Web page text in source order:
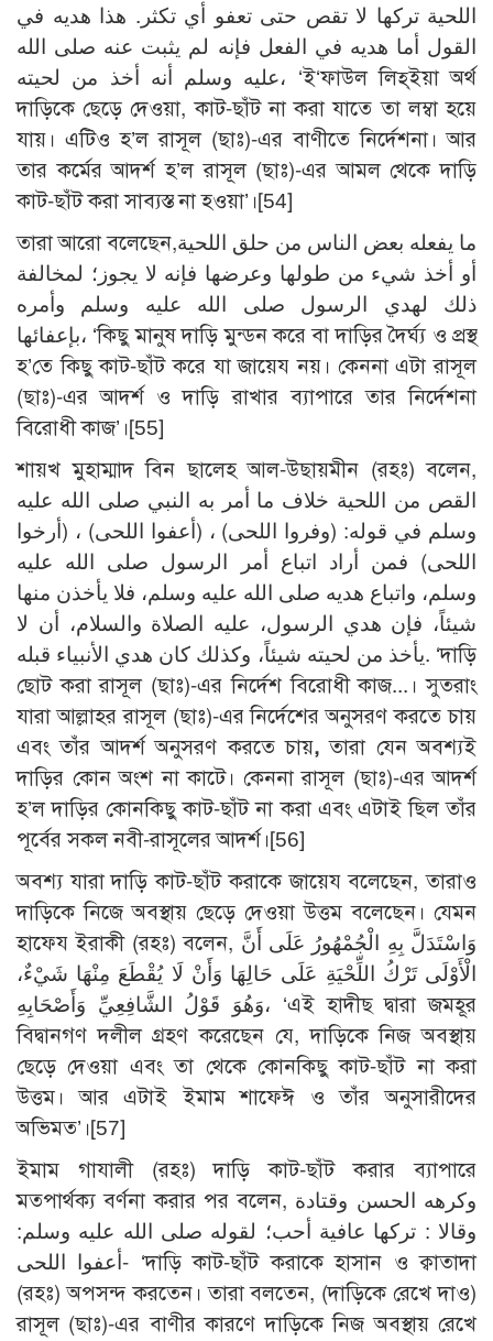
اللحية تركها لا تقص حتى تعفو أي تكثر. هذا هديه في
القول أما هديه في الفعل فإنه لم يثبت عنه صلى الله
عليه وسلم أنه أخذ من لحيته، ‘ই‘ফাউল লিহ্ইয়া অর্থ
দাড়িকে ছেড়ে দেওয়া, কাট-ছাঁট না করা যাতে তা লম্বা হয়ে
যায়। এটিও হ’ল রাসূল (ছাঃ)-এর বাণীতে নির্দেশনা। আর
তার কর্মের আদর্শ হ’ল রাসূল (ছাঃ)-এর আমল থেকে দাড়ি
কাট-ছাঁট করা সাব্যস্ত না হওয়া’।[54]
তারা আরো বলেছেন,ما يفعله بعض الناس من حلق اللحية
أو أخذ شيء من طولها وعرضها فإنه لا يجوز؛ لمخالفة
ذلك لهدي الرسول صلى الله عليه وسلم وأمره
بإعفائها، ‘কিছু মানুষ দাড়ি মুন্ডন করে বা দাড়ির দৈর্ঘ্য ও প্রস্থ
হ’তে কিছু কাট-ছাঁট করে যা জায়েয নয়। কেননা এটা রাসূল
(ছাঃ)-এর আদর্শ ও দাড়ি রাখার ব্যাপারে তার নির্দেশনা
বিরোধী কাজ’।[55]
শায়খ মুহাম্মাদ বিন ছালেহ আল-উছায়মীন (রহঃ) বলেন,
القص من اللحية خلاف ما أمر به النبي صلى الله عليه
وسلم في قوله: (وفروا اللحى) ، (أعفوا اللحى) ، (أرخوا
اللحى) فمن أراد اتباع أمر الرسول صلى الله عليه
وسلم، واتباع هديه صلى الله عليه وسلم، فلا يأخذن منها
شيئاً، فإن هدي الرسول، عليه الصلاة والسلام، أن لا
يأخذ من لحيته شيئاً، وكذلك كان هدي الأنبياء قبله. ‘দাড়ি
ছোট করা রাসূল (ছাঃ)-এর নির্দেশ বিরোধী কাজ...। সুতরাং
যারা আল্লাহর রাসূল (ছাঃ)-এর নির্দেশের অনুসরণ করতে চায়
এবং তাঁর আদর্শ অনুসরণ করতে চায়,তারা যেন অবশ্যই
দাড়ির কোন অংশ না কাটে। কেননা রাসূল (ছাঃ)-এর আদর্শ
হ’ল দাড়ির কোনকিছু কাট-ছাঁট না করা এবং এটাই ছিল তাঁর
পূর্বের সকল নবী-রাসূলের আদর্শ।[56]
অবশ্য যারা দাড়ি কাট-ছাঁট করাকে জায়েয বলেছেন, তারাও
দাড়িকে নিজে অবস্থায় ছেড়ে দেওয়া উত্তম বলেছেন। যেমন
হাফেয ইরাকী (রহঃ) বলেন, وَاسْتَدَلَّ بِهِ الْجُمْهُورُ عَلَى أَنَّ
الْأَوْلَى تَرْكُ اللِّحْيَةِ عَلَى حَالِهَا وَأَنْ لَا يُقْطَعَ مِنْهَا شَيْءٌ،
وَهُوَ قَوْلُ الشَّافِعِيِّ وَأَصْحَابِهِ، ‘এই হাদীছ দ্বারা জমহূর
বিদ্বানগণ দলীল গ্রহণ করেছেন যে, দাড়িকে নিজ অবস্থায়
ছেড়ে দেওয়া এবং তা থেকে কোনকিছু কাট-ছাঁট না করা
উত্তম। আর এটাই ইমাম শাফেঈ ও তাঁর অনুসারীদের
অভিমত’।[57]
ইমাম গাযালী (রহঃ) দাড়ি কাট-ছাঁট করার ব্যাপারে
মতপার্থক্য বর্ণনা করার পর বলেন, وكرهه الحسن وقتادة
وقالا : تركها عافية أحب؛ لقوله صلى الله عليه وسلم:
أعفوا اللحى- ‘দাড়ি কাট-ছাঁট করাকে হাসান ও ক্বাতাদা
(রহঃ) অপসন্দ করতেন। তারা বলতেন, (দাড়িকে রেখে দাও)
রাসূল (ছাঃ)-এর বাণীর কারণে দাড়িকে নিজ অবস্থায় রেখে